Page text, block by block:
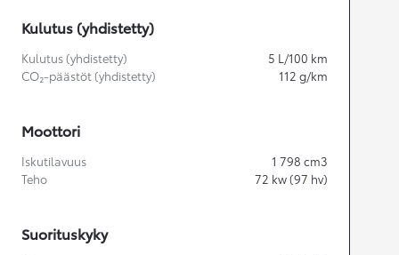
Kulutus (yhdistetty)
Kulutus (yhdistetty) 5 L/100 km
CO₂-päästöt (yhdistetty)
112 g/km
Moottori
Iskutilavuus 1 798 cm3
Teho
72 kw (97 hv)
Suorituskyky